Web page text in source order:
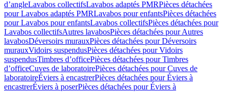
d’angleLavabos collectifsLavabos adaptés PMRPièces détachées
pour Lavabos adaptés PMRLavabos pour enfantsPièces détachées
pour Lavabos pour enfantsLavabos collectifsPièces détachées pour
Lavabos collectifsAutres lavabosPièces détachées pour Autres
lavabosDéversoirs murauxPièces détachées pour Déversoirs
murauxVidoirs suspendusPièces détachées pour Vidoirs
suspendusTimbres dʼofficePièces détachées pour Timbres
dʼofficeCuves de laboratoirePièces détachées pour Cuves de
laboratoireÉviers à encastrerPièces détachées pour Éviers à
encastrerÉviers à poserPièces détachées pour Éviers à